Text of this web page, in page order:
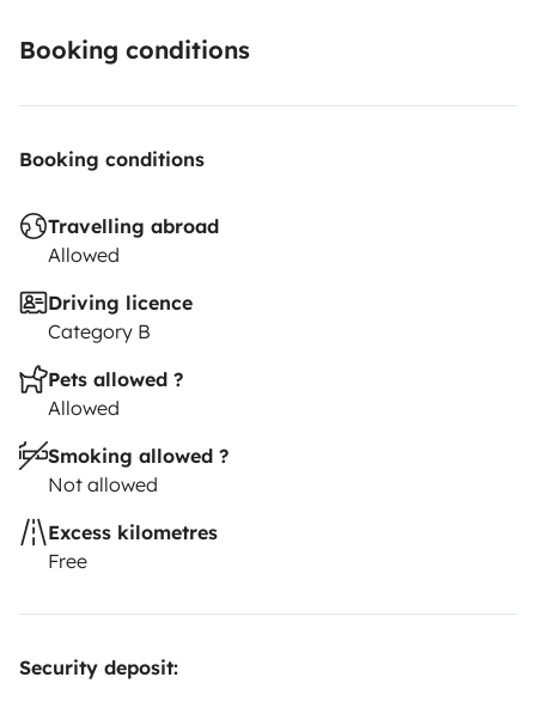
Booking conditions
Booking conditions
Travelling abroad
Allowed
Driving licence
Category B
Pets allowed ?
Allowed
Smoking allowed ?
Not allowed
Excess kilometres
Free
Security deposit: